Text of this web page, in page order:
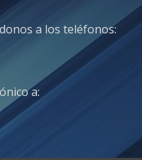
a los teléfonos:
a: